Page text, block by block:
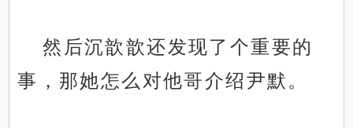
然后沉歆歆还发现了个重要的
事，那她怎么对他哥介绍尹默。